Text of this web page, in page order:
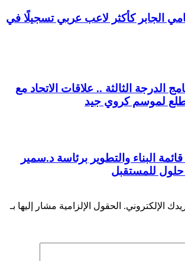
الجابر كأكثر لاعب عربي تسجيلًا في
الدرجة الثالثة .. علاقات الاتحاد مع
لموسم كروي جيد
قائمة البناء والتطوير برئاسة د.سمير
حلول للمستقبل
الإلكتروني. الحقول الإلزامية مشار إليها بـ